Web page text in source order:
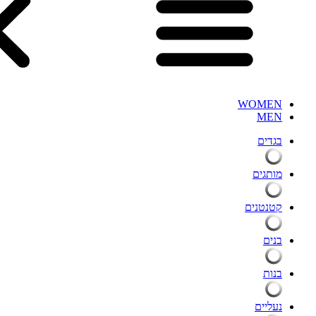
WOMEN
MEN
בגדים
מותגים
קטנטנים
בנים
בנות
נעליים